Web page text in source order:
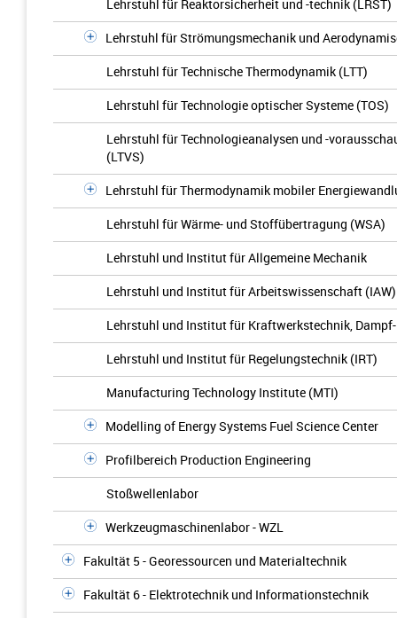
Lehrstuhl für Reaktorsicherheit und -technik (LRST)
Lehrstuhl für Strömungsmechanik und
Lehrstuhl für Technische Thermodynamik (LTT)
Lehrstuhl für Technologie optischer Systeme (TOS)
Lehrstuhl für Technologieanalysen und -
(LTVS)
Lehrstuhl für Thermodynamik mobiler
Lehrstuhl für Wärme- und Stoffübertragung (WSA)
Lehrstuhl und Institut für Allgemeine Mechanik
Lehrstuhl und Institut für Arbeitswissenschaft (IAW)
Lehrstuhl und Institut für Kraftwerkstechnik,
Lehrstuhl und Institut für Regelungstechnik (IRT)
Manufacturing Technology Institute (MTI)
Modelling of Energy Systems Fuel Science Center
Profilbereich Production Engineering
Stoßwellenlabor
Werkzeugmaschinenlabor - WZL
Fakultät 5 - Georessourcen und Materialtechnik
Fakultät 6 - Elektrotechnik und Informationstechnik